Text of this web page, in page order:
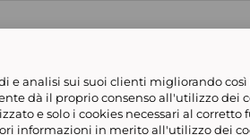
e analisi sui suoi clienti migliorando così
dà il proprio consenso all'utilizzo dei
e solo i cookies necessari al
informazioni in merito all'utilizzo dei